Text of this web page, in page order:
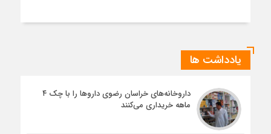
یادداشت ها
داروخانه‌های خراسان رضوی داروها را با چک ۴
ماهه خریداری می‌کنند